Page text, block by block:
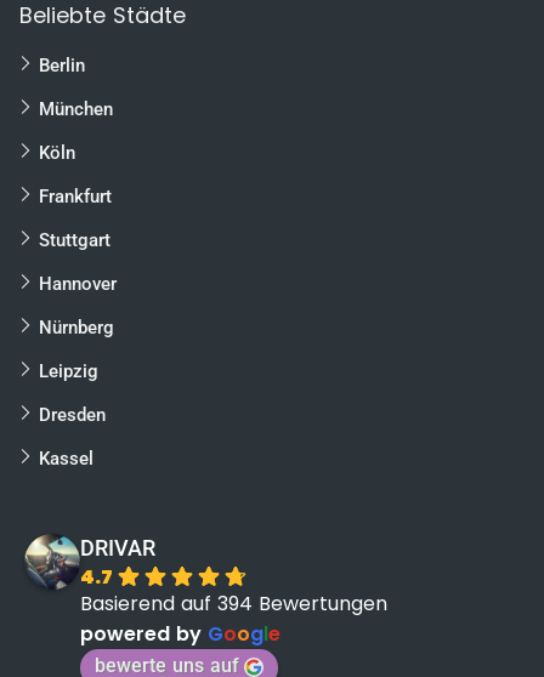
Beliebte Städte
Berlin
München
Köln
Frankfurt
Stuttgart
Hannover
Nürnberg
Leipzig
Dresden
Kassel
DRIVAR
4.7
Basierend auf 394 Bewertungen
powered by Google
bewerte uns auf